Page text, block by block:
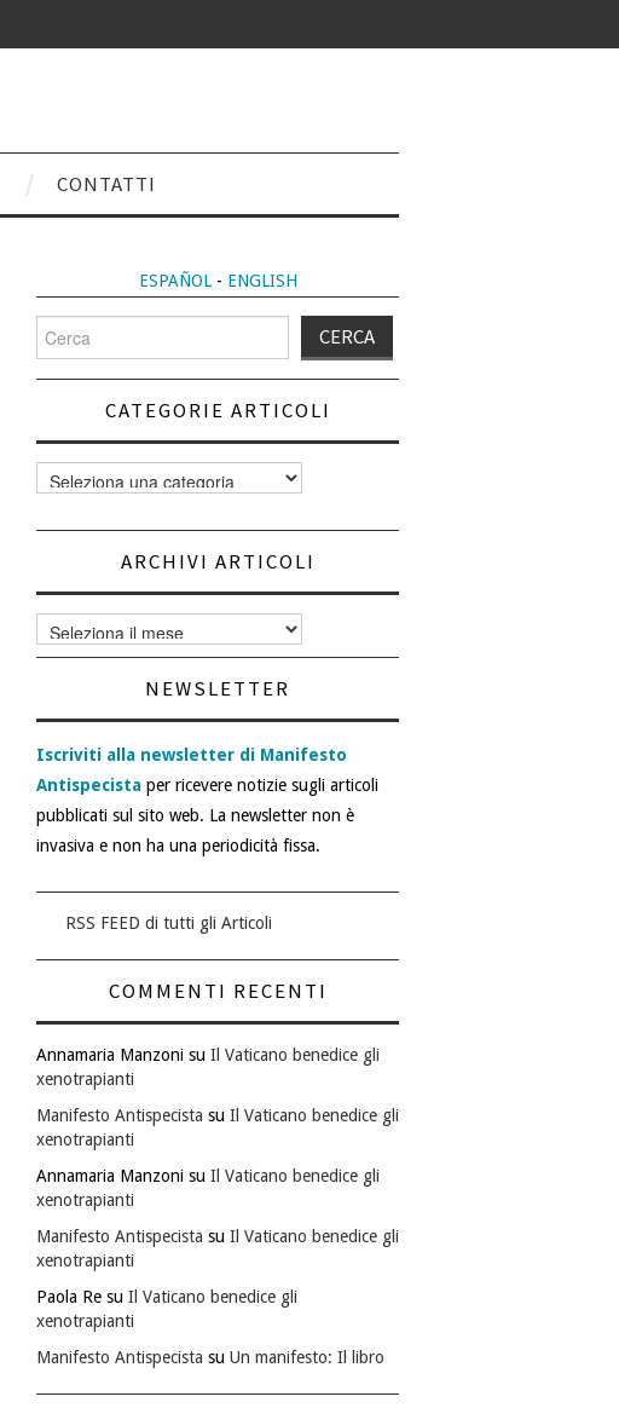
CONTATTI
ESPAÑOL- ENGLISH
per:
CATEGORIE ARTICOLI
Categorie
articoli
ARCHIVI ARTICOLI
Archivi
articoli
NEWSLETTER
Iscriviti alla newsletter di Manifesto
Antispecista per ricevere notizie sugli articoli
pubblicati sul sito web. La newsletter non è
invasiva e non ha una periodicità fissa.
RSS FEED di tutti gli Articoli
COMMENTI RECENTI
Annamaria Manzoni su Il Vaticano benedice gli
xenotrapianti
Manifesto Antispecista su Il Vaticano benedice gli
xenotrapianti
Annamaria Manzoni su Il Vaticano benedice gli
xenotrapianti
Manifesto Antispecista su Il Vaticano benedice gli
xenotrapianti
Paola Re su Il Vaticano benedice gli
xenotrapianti
Manifesto Antispecista su Un manifesto: Il libro